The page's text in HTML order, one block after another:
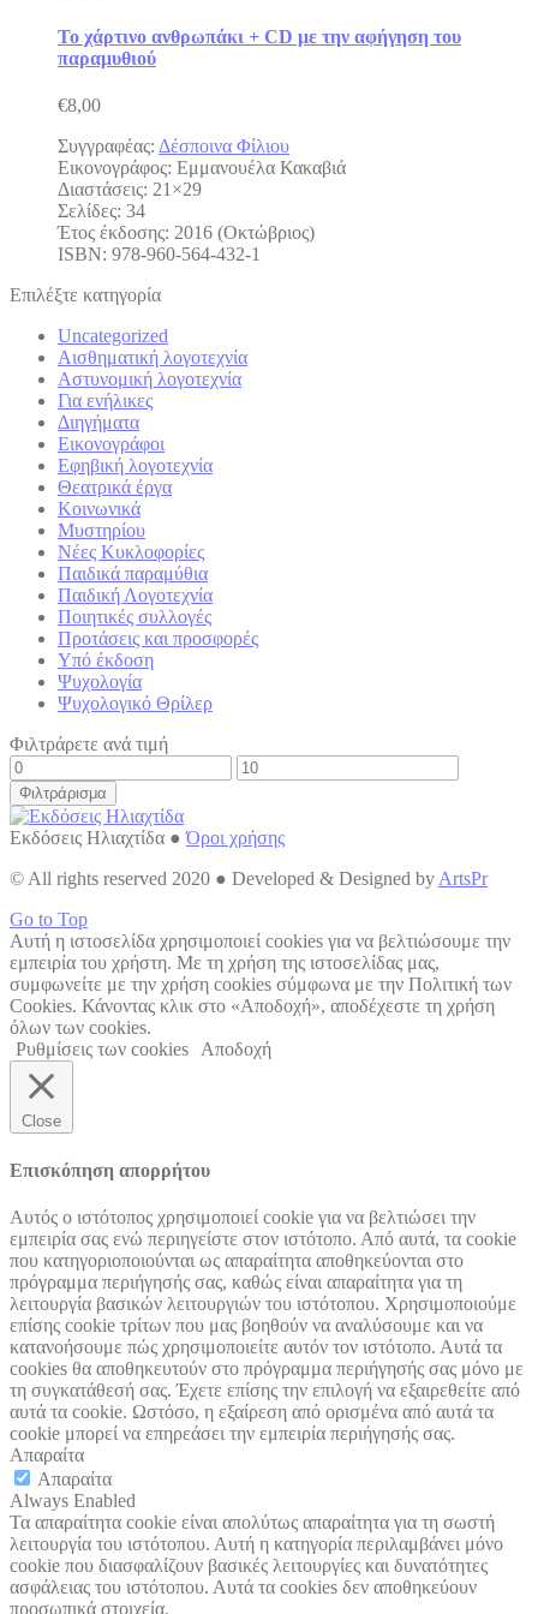
Το χάρτινο ανθρωπάκι + CD με την αφήγηση του
παραμυθιού
€8,00
Συγγραφέας: Δέσποινα Φίλιου
Εικονογράφος: Εμμανουέλα Κακαβιά
Διαστάσεις: 21×29
Σελίδες: 34
Έτος έκδοσης: 2016 (Οκτώβριος)
ISBN: 978-960-564-432-1
Επιλέξτε κατηγορία
Uncategorized
Αισθηματική λογοτεχνία
Αστυνομική λογοτεχνία
Για ενήλικες
Διηγήματα
Εικονογράφοι
Εφηβική λογοτεχνία
Θεατρικά έργα
Κοινωνικά
Μυστηρίου
Νέες Κυκλοφορίες
Παιδικά παραμύθια
Παιδική Λογοτεχνία
Ποιητικές συλλογές
Προτάσεις και προσφορές
Υπό έκδοση
Ψυχολογία
Ψυχολογικό Θρίλερ
Φιλτράρετε ανά τιμή
Φιλτράρισμα
Εκδόσεις Ηλιαχτίδα ●Όροι χρήσης
© All rights reserved 2020 ● Developed & Designed byArtsPr
Go to Top
Αυτή η ιστοσελίδα χρησιμοποιεί cookies για να βελτιώσουμε την
εμπειρία του χρήστη. Με τη χρήση της ιστοσελίδας μας,
συμφωνείτε με την χρήση cookies σύμφωνα με την Πολιτική των
Cookies. Κάνοντας κλικ στο «Αποδοχή», αποδέχεστε τη χρήση
όλων των cookies.
Ρυθμίσεις των cookies Αποδοχή
Close
Επισκόπηση απορρήτου
Αυτός ο ιστότοπος χρησιμοποιεί cookie για να βελτιώσει την
εμπειρία σας ενώ περιηγείστε στον ιστότοπο. Από αυτά, τα cookie
που κατηγοριοποιούνται ως απαραίτητα αποθηκεύονται στο
πρόγραμμα περιήγησής σας, καθώς είναι απαραίτητα για τη
λειτουργία βασικών λειτουργιών του ιστότοπου. Χρησιμοποιούμε
επίσης cookie τρίτων που μας βοηθούν να αναλύσουμε και να
κατανοήσουμε πώς χρησιμοποιείτε αυτόν τον ιστότοπο. Αυτά τα
cookies θα αποθηκευτούν στο πρόγραμμα περιήγησής σας μόνο με
τη συγκατάθεσή σας. Έχετε επίσης την επιλογή να εξαιρεθείτε από
αυτά τα cookie. Ωστόσο, η εξαίρεση από ορισμένα από αυτά τα
cookie μπορεί να επηρεάσει την εμπειρία περιήγησής σας.
Απαραίτα
Απαραίτα
Always Enabled
Τα απαραίτητα cookie είναι απολύτως απαραίτητα για τη σωστή
λειτουργία του ιστότοπου. Αυτή η κατηγορία περιλαμβάνει μόνο
cookie που διασφαλίζουν βασικές λειτουργίες και δυνατότητες
ασφάλειας του ιστότοπου. Αυτά τα cookies δεν αποθηκεύουν
προσωπικά στοιχεία.